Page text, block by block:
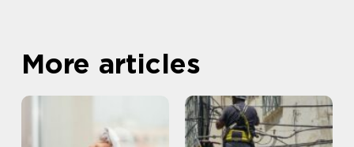
More articles